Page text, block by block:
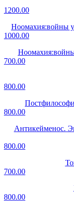
1200.00
Ноомахия:войны
1000.00
700.00
800.00
800.00
Антикейменос.
800.00
700.00
800.00